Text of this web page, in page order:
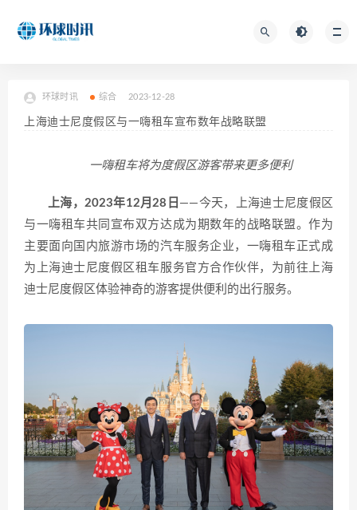
环球时讯 综合 2023-12-28
上海迪士尼度假区与一嗨租车宣布数年战略联盟
一嗨租车将为度假区游客带来更多便利
上海，2023年12月28日 ——今天，上海迪士尼度假区
与一嗨租车共同宣布双方达成为期数年的战略联盟。作为
主要面向国内旅游市场的汽车服务企业，一嗨租车正式成
为上海迪士尼度假区租车服务官方合作伙伴，为前往上海
迪士尼度假区体验神奇的游客提供便利的出行服务。